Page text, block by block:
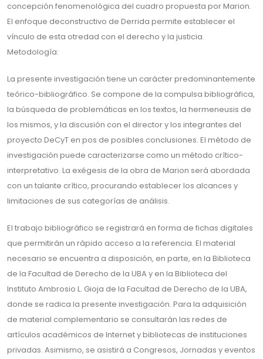
concepción fenomenológica del cuadro propuesta por Marion.
El enfoque deconstructivo de Derrida permite establecer el
vínculo de esta otredad con el derecho y la justicia.
Metodología:
La presente investigación tiene un carácter predominantemente
teórico-bibliográfico. Se compone de la compulsa bibliográfica,
la búsqueda de problemáticas en los textos, la hermeneusis de
los mismos, y la discusión con el director y los integrantes del
proyecto DeCyT en pos de posibles conclusiones. El método de
investigación puede caracterizarse como un método crítico-
interpretativo. La exégesis de la obra de Marion será abordada
con un talante crítico, procurando establecer los alcances y
limitaciones de sus categorías de análisis.
El trabajo bibliográfico se registrará en forma de fichas digitales
que permitirán un rápido acceso a la referencia. El material
necesario se encuentra a disposición, en parte, en la Biblioteca
de la Facultad de Derecho de la UBA y en la Biblioteca del
Instituto Ambrosio L. Gioja de la Facultad de Derecho de la UBA,
donde se radica la presente investigación. Para la adquisición
de material complementario se consultarán las redes de
artículos académicos de Internet y bibliotecas de instituciones
privadas. Asimismo, se asistirá a Congresos, Jornadas y eventos